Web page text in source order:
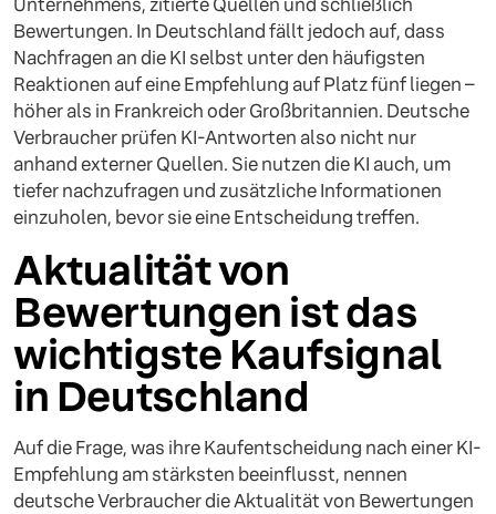
Unternehmens, zitierte Quellen und schließlich
Bewertungen. In Deutschland fällt jedoch auf, dass
Nachfragen an die KI selbst unter den häufigsten
Reaktionen auf eine Empfehlung auf Platz fünf liegen –
höher als in Frankreich oder Großbritannien. Deutsche
Verbraucher prüfen KI-Antworten also nicht nur
anhand externer Quellen. Sie nutzen die KI auch, um
tiefer nachzufragen und zusätzliche Informationen
einzuholen, bevor sie eine Entscheidung treffen.
Aktualität von
Bewertungen ist das
wichtigste Kaufsignal
in Deutschland
Auf die Frage, was ihre Kaufentscheidung nach einer KI-
Empfehlung am stärksten beeinflusst, nennen
deutsche Verbraucher die Aktualität von Bewertungen